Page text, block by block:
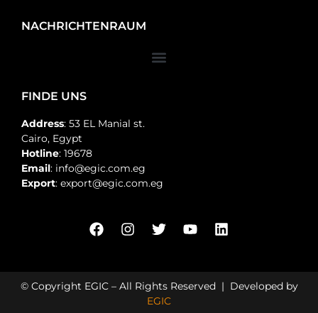
NACHRICHTENRAUM
FINDE UNS
Address: 53 EL Manial st.
Cairo, Egypt
Hotline: 19678
Email: info@egic.com.eg
Export: export@egic.com.eg
© Copyright EGIC – All Rights Reserved | Developed by
EGIC